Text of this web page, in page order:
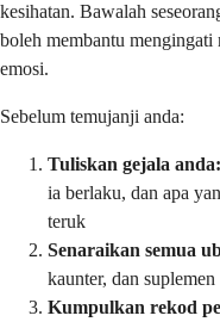
kesihatan. Bawalah
boleh membantu
emosi.
Sebelum temujanji anda:
Tuliskan gejala anda:
ia berlaku, dan apa
teruk
Senaraikan semua
kaunter, dan suplemen
Kumpulkan rekod